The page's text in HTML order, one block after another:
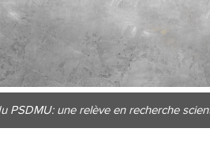
PSDMU: une relève en recherche